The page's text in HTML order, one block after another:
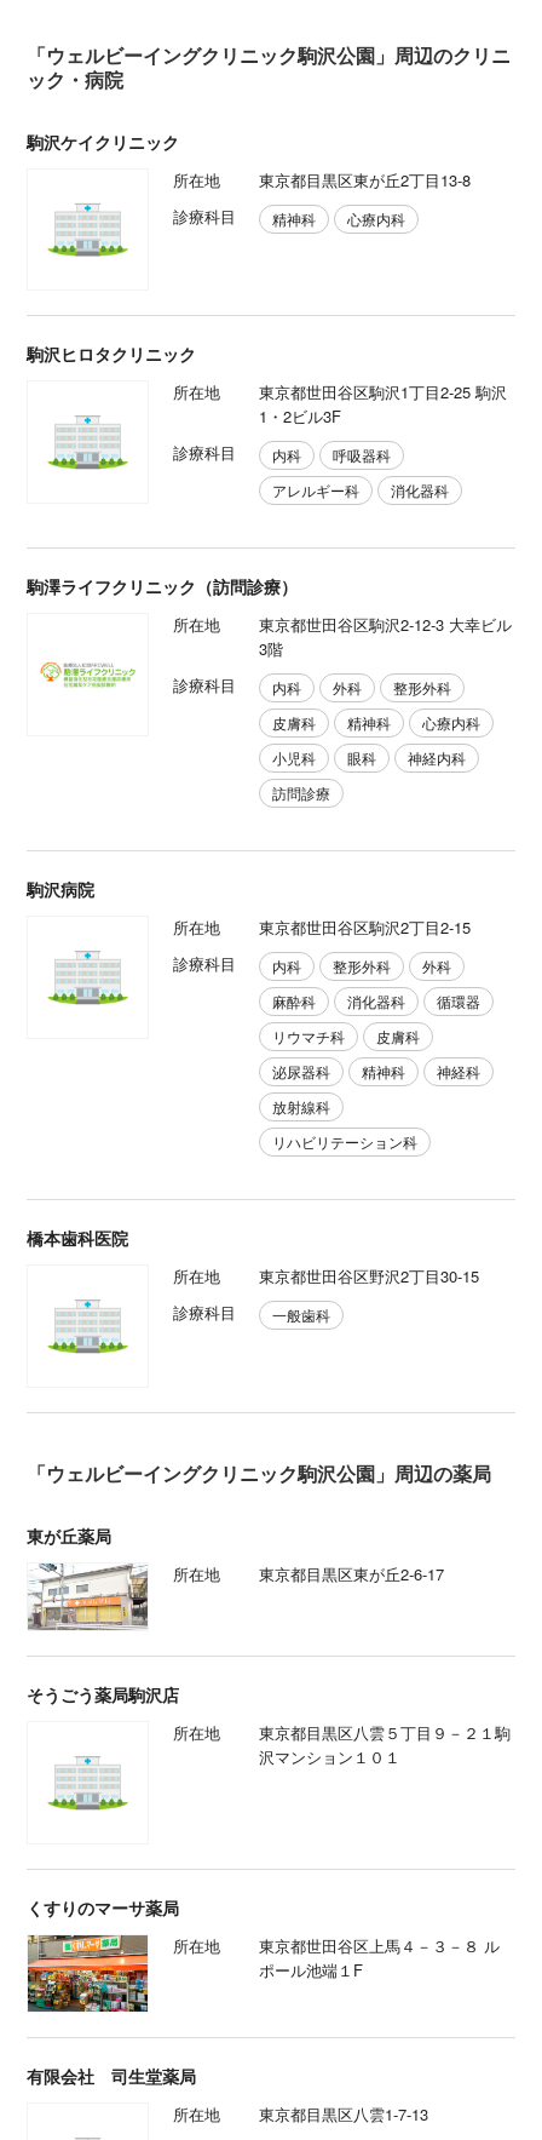
「ウェルビーイングクリニック駒沢公園」周辺のクリニ
ック・病院
駒沢ケイクリニック
所在地
東京都目黒区東が丘2丁目13-8
診療科目
精神科 心療内科
駒沢ヒロタクリニック
所在地
東京都世田谷区駒沢1丁目2-25 駒沢
1・2ビル3F
診療科目
内科
呼吸器科
アレルギー科
消化器科
駒澤ライフクリニック（訪問診療）
所在地
東京都世田谷区駒沢2-12-3 大幸ビル
3階
診療科目
内科 外科
整形外科
皮膚科
精神科
心療内科
小児科
眼科
神経内科
訪問診療
駒沢病院
所在地
東京都世田谷区駒沢2丁目2-15
診療科目
内科 整形外科
外科
麻酔科
消化器科
循環器
リウマチ科
皮膚科
泌尿器科
精神科
神経科
放射線科
リハビリテーション科
橋本歯科医院
所在地
東京都世田谷区野沢2丁目30-15
診療科目
一般歯科
「ウェルビーイングクリニック駒沢公園」周辺の薬局
東が丘薬局
所在地 東京都目黒区東が丘2-6-17
そうごう薬局駒沢店
所在地
東京都目黒区八雲５丁目９－２１駒
沢マンション１０１
くすりのマーサ薬局
所在地
東京都世田谷区上馬４－３－８ ル
ポール池端１F
有限会社 司生堂薬局
所在地 東京都目黒区八雲1-7-13